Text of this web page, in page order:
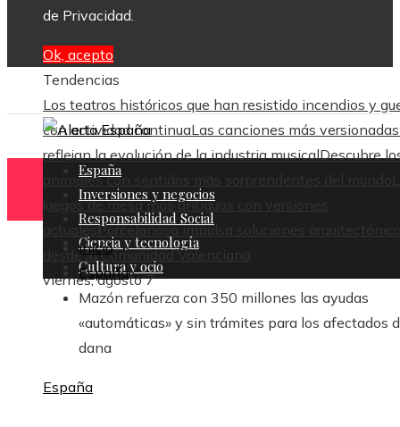
de Privacidad.
Ok, acepto
Tendencias
Los teatros históricos que han resistido incendios y
con actividad continuaLas canciones más
reflejan la evolución de la industria musicalDescubre
animales con sentidos más sorprendentes del mundo
juegos de mesa más antiguos con versiones
actualesPorcelanosa impulsa soluciones
desde la Comunidad Valenciana
viernes, agosto 7
España
Inversiones y negocios
Responsabilidad Social
Ciencia y tecnología
Cultura y ocio
Inicio
España
Mazón refuerza con 350 millones las ayudas
«automáticas» y sin trámites para los afectados
dana
España